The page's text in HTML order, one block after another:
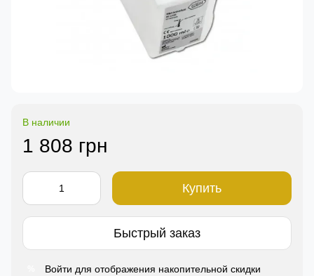
В наличии
1 808 грн
Купить
Быстрый заказ
Войти для отображения накопительной скидки